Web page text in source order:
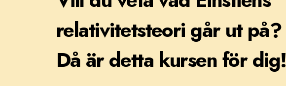
relativitetsteori går ut på?
Då är detta kursen för dig!